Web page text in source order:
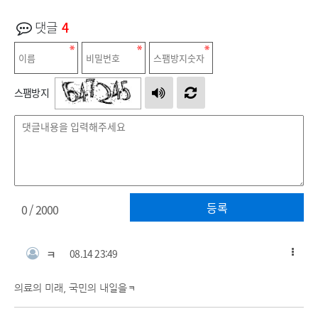
댓글 4
스팸방지
등록
0/ 2000
ㅋ 08.14 23:49
의료의 미래, 국민의 내일을ㅋ